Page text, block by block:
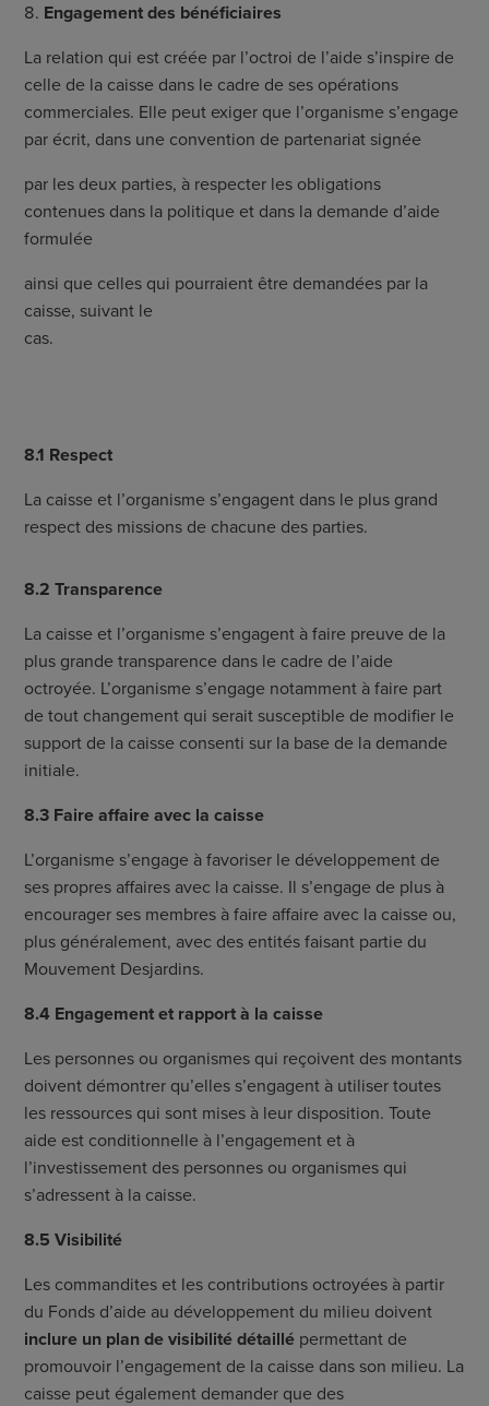
Engagement des bénéficiaires
La relation qui est créée par l’octroi de l’aide s’inspire de
celle de la caisse dans le cadre de ses opérations
commerciales. Elle peut exiger que l’organisme s’engage
par écrit, dans une convention de partenariat signée
par les deux parties, à respecter les obligations
contenues dans la politique et dans la demande d’aide
formulée
ainsi que celles qui pourraient être demandées par la
caisse, suivant le
cas.
8.1 Respect
La caisse et l’organisme s’engagent dans le plus grand
respect des missions de chacune des parties.
8.2 Transparence
La caisse et l’organisme s’engagent à faire preuve de la
plus grande transparence dans le cadre de l’aide
octroyée. L’organisme s’engage notamment à faire part
de tout changement qui serait susceptible de modifier le
support de la caisse consenti sur la base de la demande
initiale.
8.3 Faire affaire avec la caisse
L’organisme s’engage à favoriser le développement de
ses propres affaires avec la caisse. Il s’engage de plus à
encourager ses membres à faire affaire avec la caisse ou,
plus généralement, avec des entités faisant partie du
Mouvement Desjardins.
8.4 Engagement et rapport à la caisse
Les personnes ou organismes qui reçoivent des montants
doivent démontrer qu’elles s’engagent à utiliser toutes
les ressources qui sont mises à leur disposition. Toute
aide est conditionnelle à l’engagement et à
l’investissement des personnes ou organismes qui
s’adressent à la caisse.
8.5 Visibilité
Les commandites et les contributions octroyées à partir
du Fonds d’aide au développement du milieu doivent
inclure un plan de visibilité détaillé permettant de
promouvoir l’engagement de la caisse dans son milieu. La
caisse peut également demander que des